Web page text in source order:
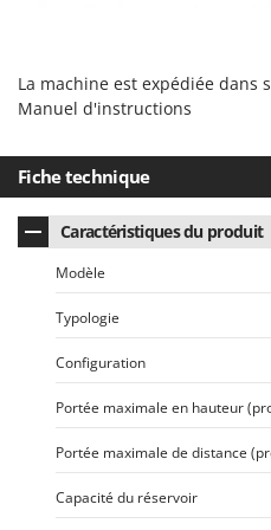
Masterpro
McCulloch
MCH
Michelin
Mille
Minox
Mockmill
More than chef
MOSA
MOVA
MTD
La machine est expédiée dans
Manuel d'instructions
Fiche technique
Caractéristiques du produit
Modèle
Typologie
Configuration
Portée maximale en hauteur
Portée maximale de distance
Capacité du réservoir